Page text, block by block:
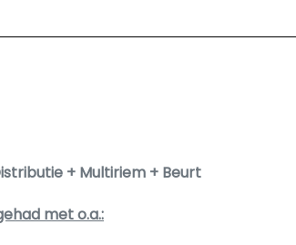
+ Multiriem + Beurt
met o.a.: